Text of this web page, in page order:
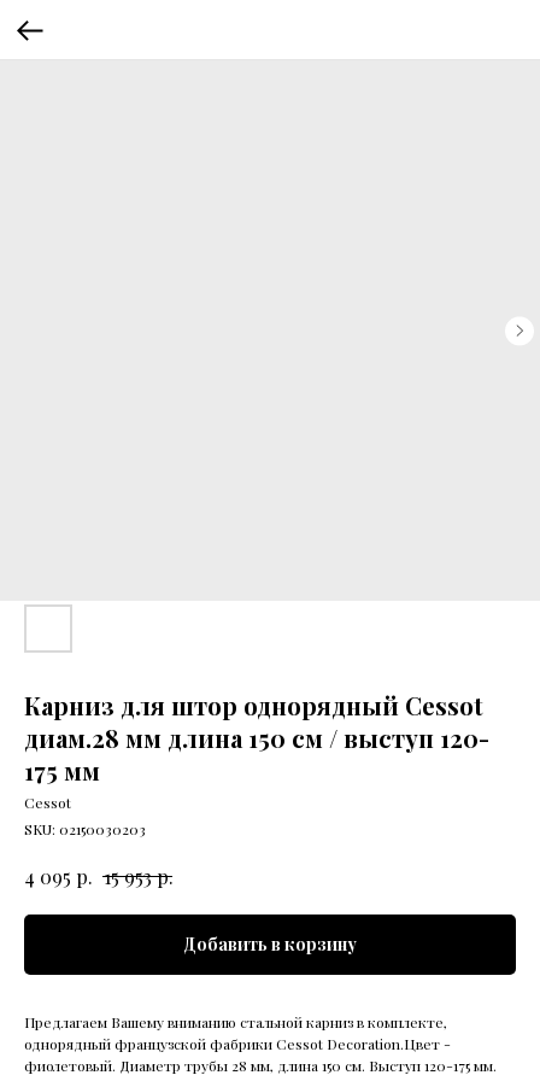
Карниз для штор однорядный Cessot
диам.28 мм длина 150 см / выступ 120-
175 мм
Cessot
SKU: 02150030203
4 095 р. 15 953р.
Добавить в корзину
Предлагаем Вашему вниманию стальной карниз в комплекте,
однорядный французской фабрики Cessot Decoration.Цвет -
фиолетовый. Диаметр трубы 28 мм, длина 150 см. Выступ 120-175 мм.